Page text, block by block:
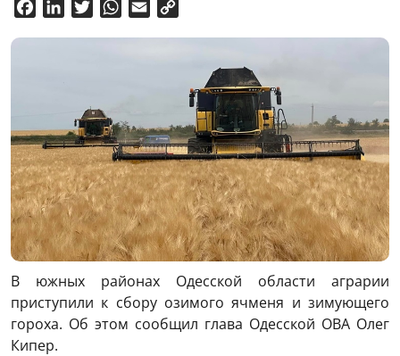
FacebookLinkedInTwitterWhatsApp
Email
В южных районах Одесской области аграрии
приступили к сбору озимого ячменя и зимующего
гороха. Об этом сообщил глава Одесской ОВА Олег
Кипер.